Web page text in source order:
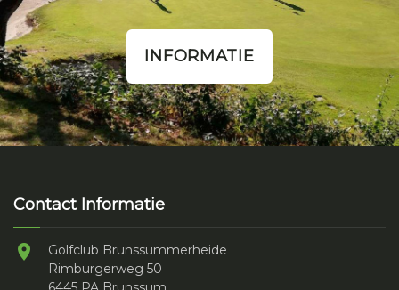
INFORMATIE
Contact Informatie
Golfclub Brunssummerheide
Rimburgerweg 50